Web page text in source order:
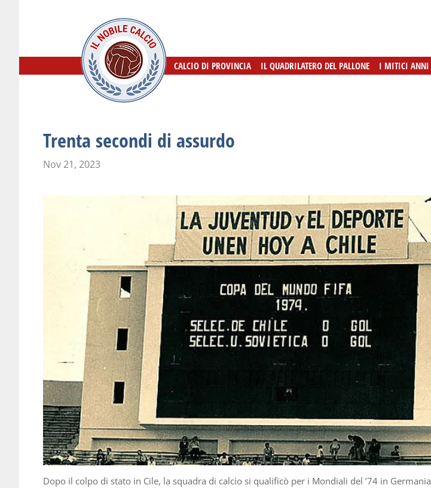
CALCIO DI PROVINCIA IL QUADRILATERO DEL PALLONE I MITICI ANNI
CALCIO DI PROVINCIA IL QUADRILATERO DEL PALLONE I MITICI ANNI
Trenta secondi di assurdo
Nov 21, 2023
Dopo il colpo di stato in Cile, la squadra di calcio si qualificò per i Mondiali del ’74 in